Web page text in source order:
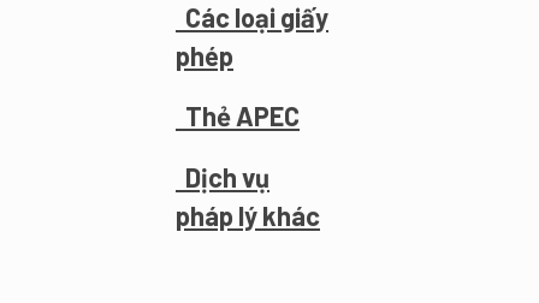
Các loại giấy
phép
Thẻ APEC
Dịch vụ
pháp lý khác